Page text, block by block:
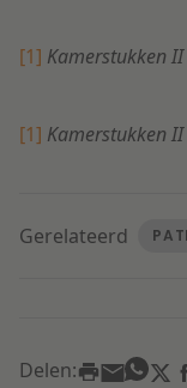
[1] Kamerstukken II
[1] Kamerstukken II
Gerelateerd
Delen: